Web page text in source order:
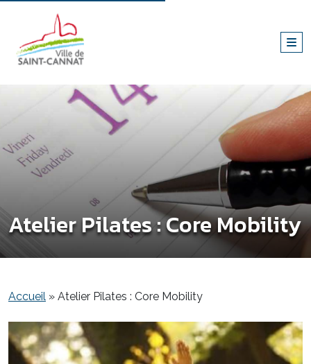
Atelier Pilates : Core Mobility
Accueil » Atelier Pilates : Core Mobility